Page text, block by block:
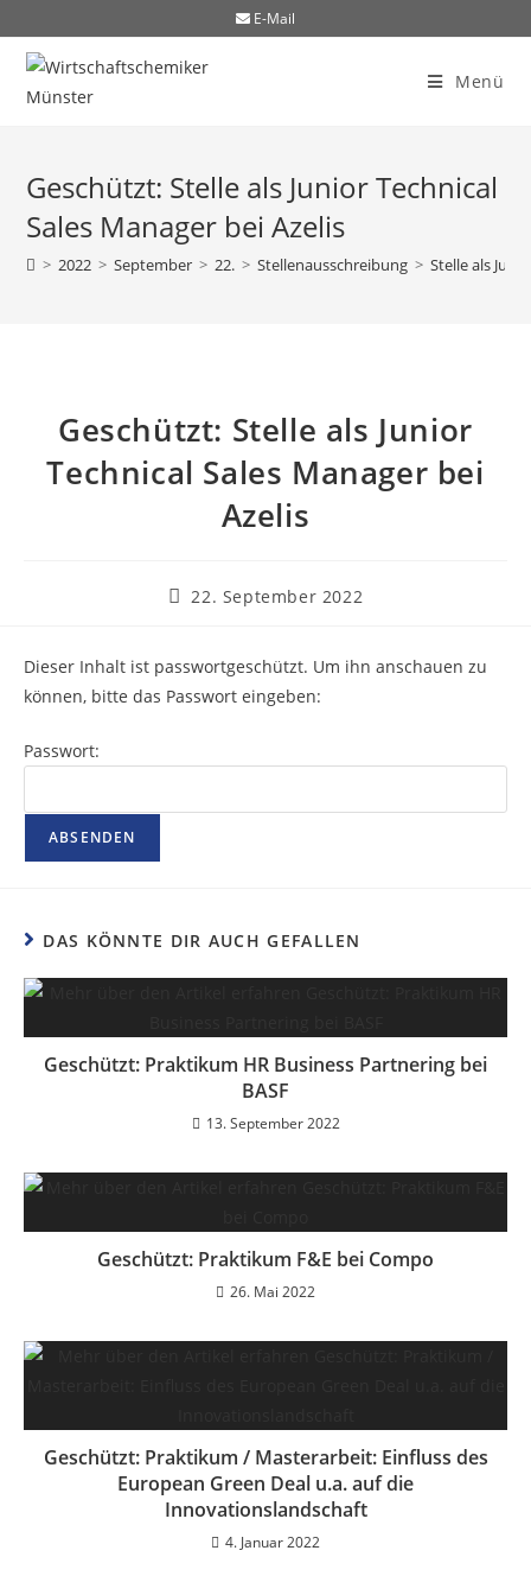
E-Mail
Menü
Geschützt: Stelle als Junior Technical
Sales Manager bei Azelis
> 2022 > September > 22. > Stellenausschreibung > Stelle als
Geschützt: Stelle als Junior
Technical Sales Manager bei
Azelis
22. September 2022
Dieser Inhalt ist passwortgeschützt. Um ihn anschauen zu
können, bitte das Passwort eingeben:
Passwort:
DAS KÖNNTE DIR AUCH GEFALLEN
Geschützt: Praktikum HR Business Partnering bei
BASF
13. September 2022
Geschützt: Praktikum F&E bei Compo
26. Mai 2022
Geschützt: Praktikum / Masterarbeit: Einfluss des
European Green Deal u.a. auf die
Innovationslandschaft
4. Januar 2022